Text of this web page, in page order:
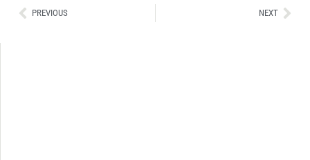
AntPREVIOUS NEXT